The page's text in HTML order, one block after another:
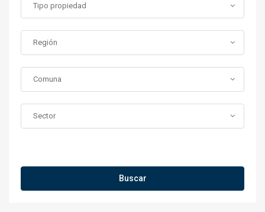
Tipo propiedad
Región
Comuna
Sector
Buscar